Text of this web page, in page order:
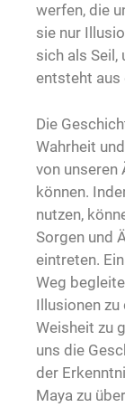
werfen, die
sie nur
sich als Seil,
entsteht aus
Die
Wahrheit
von unseren
können.
nutzen,
Sorgen und
eintreten.
Weg
Illusionen zu
Weisheit zu
uns die
der
Maya zu